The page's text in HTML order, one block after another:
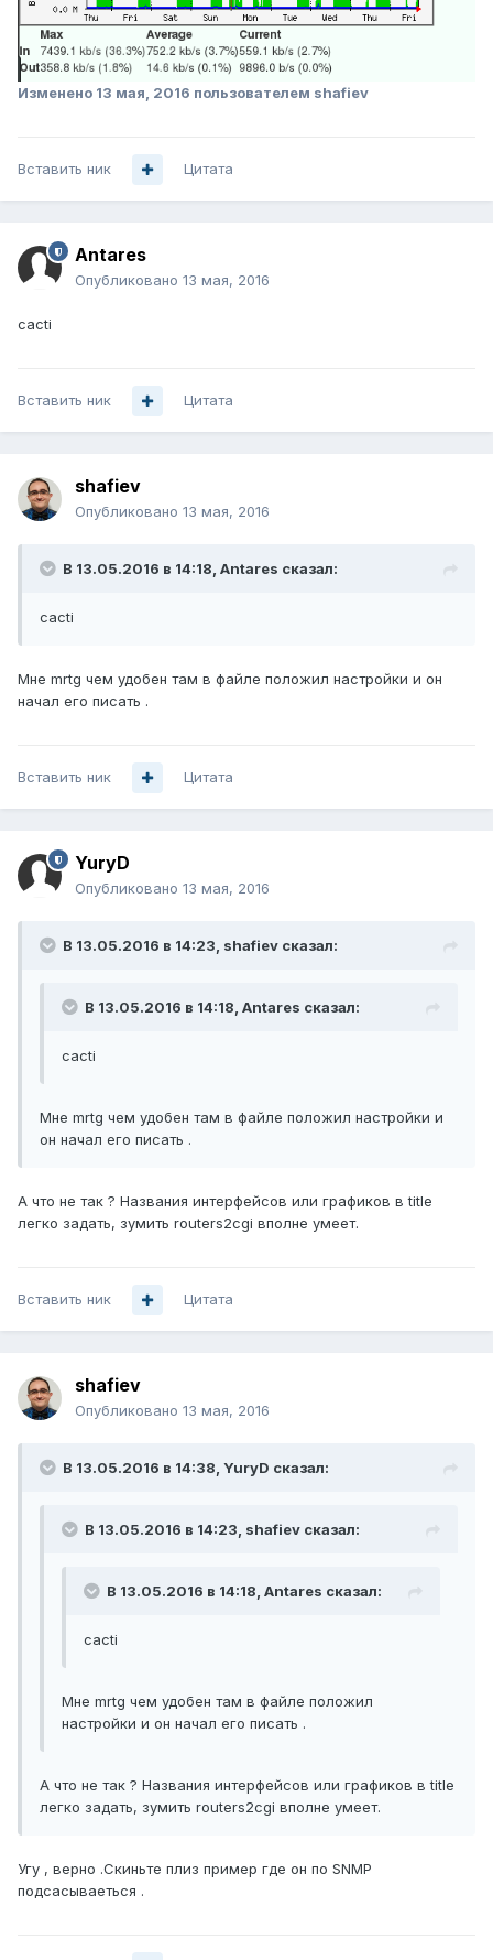
Изменено 13 мая, 2016 пользователем shafiev
Вставить ник Цитата
Antares
Опубликовано 13 мая, 2016
cacti
Вставить ник Цитата
shafiev
Опубликовано 13 мая, 2016
В 13.05.2016 в 14:18, Antares сказал:
cacti
Мне mrtg чем удобен там в файле положил настройки и он
начал его писать .
Вставить ник Цитата
YuryD
Опубликовано 13 мая, 2016
В 13.05.2016 в 14:23, shafiev сказал:
В 13.05.2016 в 14:18, Antares сказал:
cacti
Мне mrtg чем удобен там в файле положил настройки и
он начал его писать .
А что не так ? Названия интерфейсов или графиков в title
легко задать, зумить routers2cgi вполне умеет.
Вставить ник Цитата
shafiev
Опубликовано 13 мая, 2016
В 13.05.2016 в 14:38, YuryD сказал:
В 13.05.2016 в 14:23, shafiev сказал:
В 13.05.2016 в 14:18, Antares сказал:
cacti
Мне mrtg чем удобен там в файле положил
настройки и он начал его писать .
А что не так ? Названия интерфейсов или графиков в title
легко задать, зумить routers2cgi вполне умеет.
Угу , верно .Скиньте плиз пример где он по SNMP
подсасываеться .